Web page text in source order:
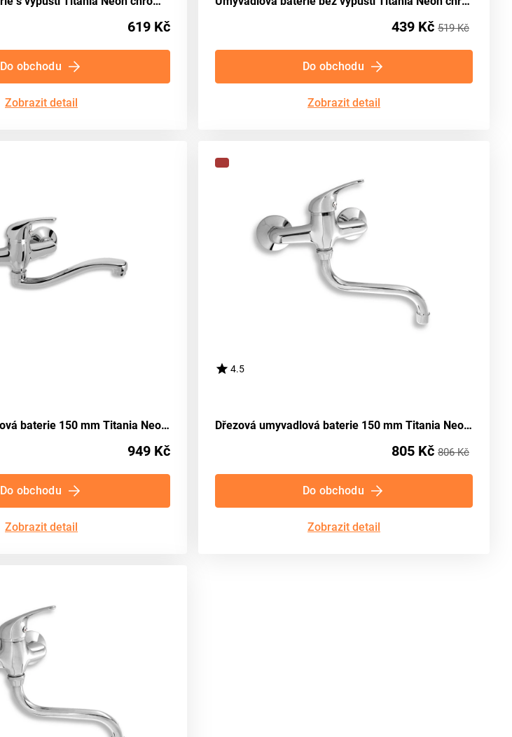
619 Kč
Do obchodu
Zobrazit detail
439 Kč 519 Kč
Do obchodu
Zobrazit detail
Dřezová umyvadlová baterie 150 mm Titania Neon chrom NOVASERVIS 93070,0
949 Kč
Do obchodu
Zobrazit detail
4.5
Dřezová umyvadlová baterie 150 mm Titania Neon chrom NOVASERVIS 93070/T,0
805 Kč 806 Kč
Do obchodu
Zobrazit detail